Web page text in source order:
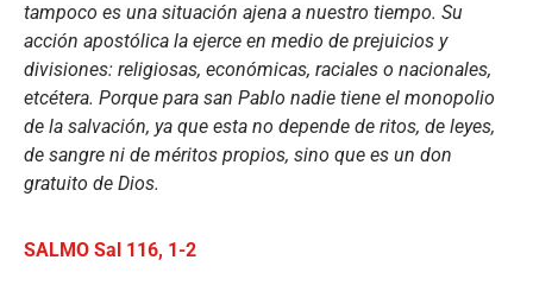
tampoco es una situación ajena a nuestro tiempo. Su
acción apostólica la ejerce en medio de prejuicios y
divisiones: religiosas, económicas, raciales o nacionales,
etcétera. Porque para san Pablo nadie tiene el monopolio
de la salvación, ya que esta no depende de ritos, de leyes,
de sangre ni de méritos propios, sino que es un don
gratuito de Dios.
SALMO Sal 116, 1-2